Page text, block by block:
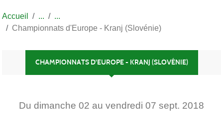
Accueil
Championnats d'Europe - Kranj (Slovénie)
CHAMPIONNATS D'EUROPE - KRANJ (SLOVÉNIE)
Du dimanche 02 au vendredi 07 sept. 2018